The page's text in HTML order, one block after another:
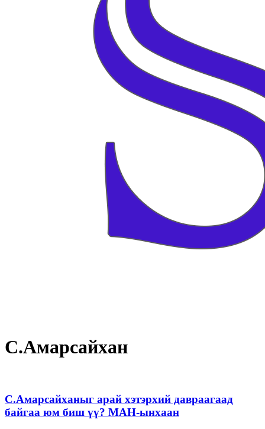
С.Амарсайхан
С.Амарсайханыг арай хэтэрхий давраагаад
байгаа юм биш үү? МАН-ынхаан